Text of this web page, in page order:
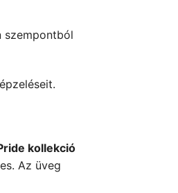
szempontból
kollekció
Az üveg